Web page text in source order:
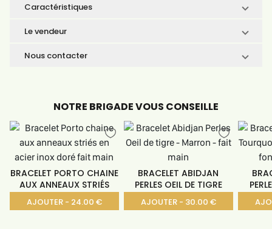
Caractéristiques
Le vendeur
Nous contacter
NOTRE BRIGADE VOUS CONSEILLE
BRACELET PORTO CHAINE
AUX ANNEAUX STRIÉS
AJOUTER - 24.00 €
BRACELET ABIDJAN
PERLES OEIL DE TIGRE
AJOUTER - 30.00 €